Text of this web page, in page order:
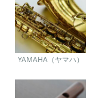
YAMAHA（ヤマハ）